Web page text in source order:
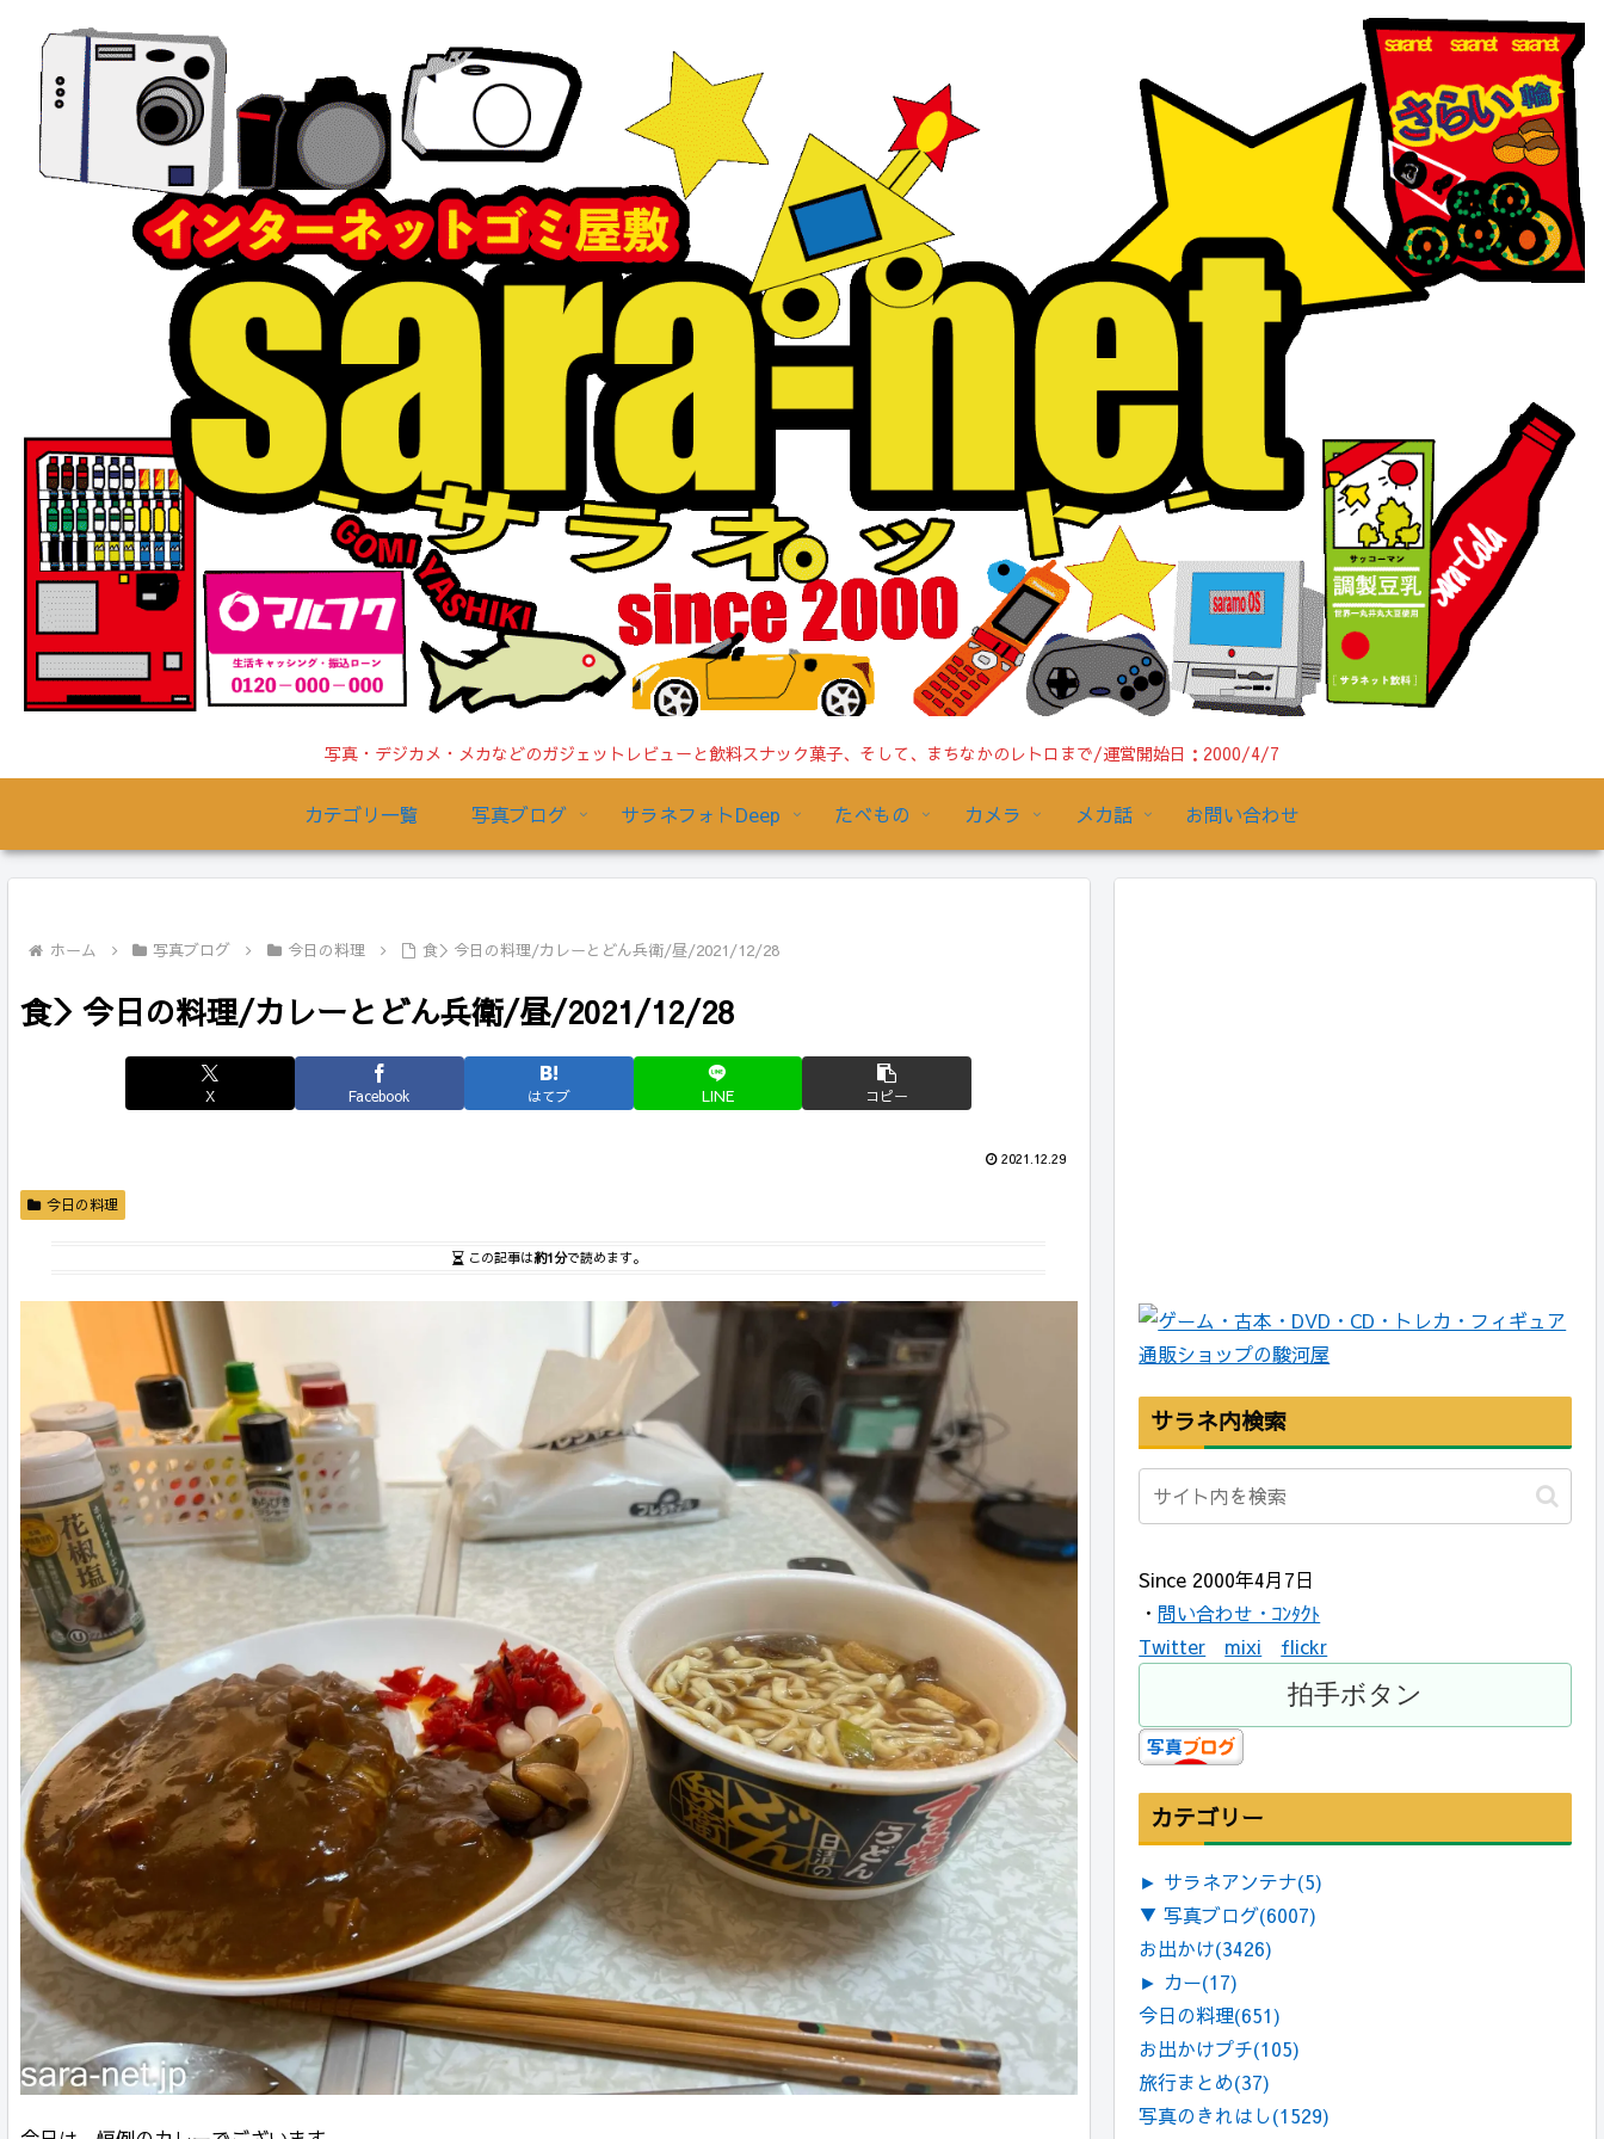
写真・デジカメ・メカなどのガジェットレビューと飲料スナック菓子、そして、まちなかのレトロまで/運営開始日：2000/4/7
カテゴリ一覧 写真ブログ サラネフォトDeep たべもの カメラ メカ話 お問い合わせ
ホーム 写真ブログ 今日の料理 食＞今日の料理/カレーとどん兵衛/昼/2021/12/28
食＞今日の料理/カレーとどん兵衛/昼/2021/12/28
X Facebook はてブ LINE コピー
2021.12.29
今日の料理
この記事は約1分で読めます。
サラネ内検索
Since 2000年4月7日
・ 問い合わせ・ｺﾝﾀｸﾄ
Twitter
mixi flickr
カテゴリー
► サラネアンテナ(5)
▼ 写真ブログ(6007)
お出かけ(3426)
► カー(17)
今日の料理(651)
お出かけプチ(105)
旅行まとめ(37)
写真のきれはし(1529)